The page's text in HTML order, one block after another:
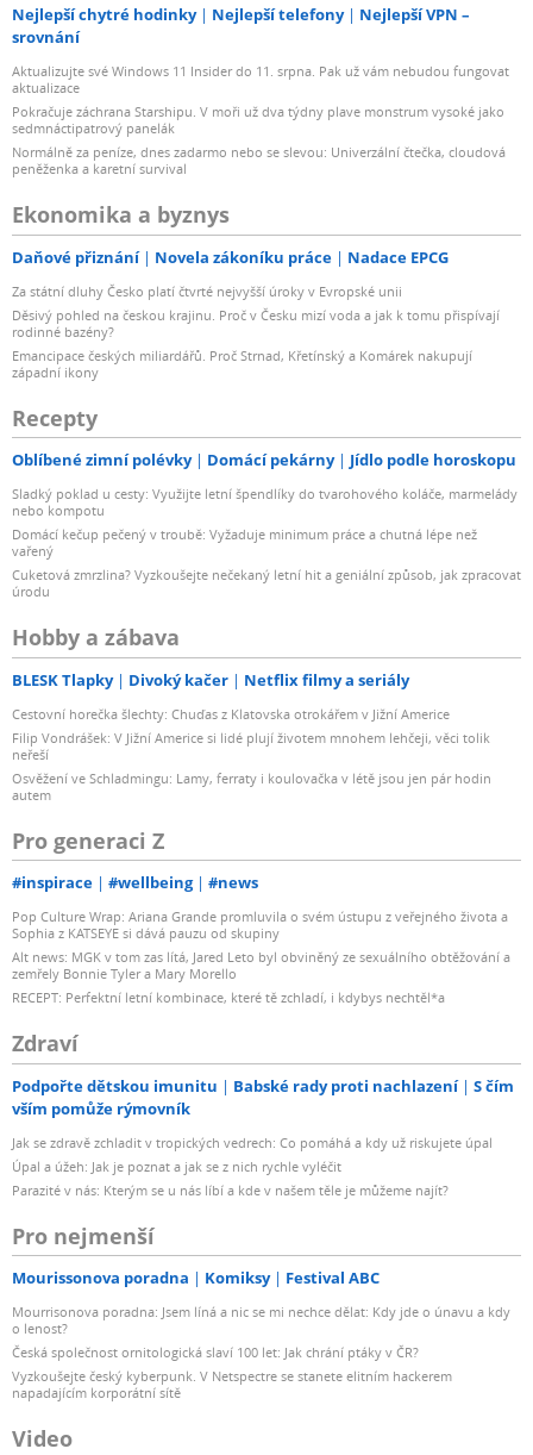
Nejlepší chytré hodinky Nejlepší telefony
Nejlepší VPN –
srovnání
Aktualizujte své Windows 11 Insider do 11. srpna. Pak už vám nebudou fungovat
aktualizace
Pokračuje záchrana Starshipu. V moři už dva týdny plave monstrum vysoké jako
sedmnáctipatrový panelák
Normálně za peníze, dnes zadarmo nebo se slevou: Univerzální čtečka, cloudová
peněženka a karetní survival
Ekonomika a byznys
Daňové přiznání Novela zákoníku práce Nadace EPCG
Za státní dluhy Česko platí čtvrté nejvyšší úroky v Evropské unii
Děsivý pohled na českou krajinu. Proč v Česku mizí voda a jak k tomu přispívají
rodinné bazény?
Emancipace českých miliardářů. Proč Strnad, Křetínský a Komárek nakupují
západní ikony
Recepty
Oblíbené zimní polévky Domácí pekárny Jídlo podle horoskopu
Sladký poklad u cesty: Využijte letní špendlíky do tvarohového koláče, marmelády
nebo kompotu
Domácí kečup pečený v troubě: Vyžaduje minimum práce a chutná lépe než
vařený
Cuketová zmrzlina? Vyzkoušejte nečekaný letní hit a geniální způsob, jak zpracovat
úrodu
Hobby a zábava
BLESK Tlapky Divoký kačer Netflix filmy a seriály
Cestovní horečka šlechty: Chuďas z Klatovska otrokářem v Jižní Americe
Filip Vondrášek: V Jižní Americe si lidé plují životem mnohem lehčeji, věci tolik
neřeší
Osvěžení ve Schladmingu: Lamy, ferraty i koulovačka v létě jsou jen pár hodin
autem
Pro generaci Z
#inspirace #wellbeing #news
Pop Culture Wrap: Ariana Grande promluvila o svém ústupu z veřejného života a
Sophia z KATSEYE si dává pauzu od skupiny
Alt news: MGK v tom zas lítá, Jared Leto byl obviněný ze sexuálního obtěžování a
zemřely Bonnie Tyler a Mary Morello
RECEPT: Perfektní letní kombinace, které tě zchladí, i kdybys nechtěl*a
Zdraví
Podpořte dětskou imunitu Babské rady proti nachlazení
S čím
vším pomůže rýmovník
Jak se zdravě zchladit v tropických vedrech: Co pomáhá a kdy už riskujete úpal
Úpal a úžeh: Jak je poznat a jak se z nich rychle vyléčit
Parazité v nás: Kterým se u nás líbí a kde v našem těle je můžeme najít?
Pro nejmenší
Mourissonova poradna Komiksy Festival ABC
Mourrisonova poradna: Jsem líná a nic se mi nechce dělat: Kdy jde o únavu a kdy
o lenost?
Česká společnost ornitologická slaví 100 let: Jak chrání ptáky v ČR?
Vyzkoušejte český kyberpunk. V Netspectre se stanete elitním hackerem
napadajícím korporátní sítě
Video